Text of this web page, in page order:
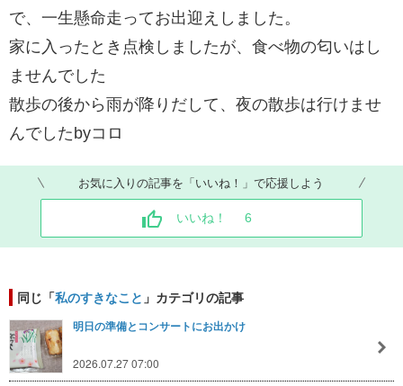
で、一生懸命走ってお出迎えしました。
家に入ったとき点検しましたが、食べ物の匂いはし
ませんでした
散歩の後から雨が降りだして、夜の散歩は行けませ
んでしたbyコロ
お気に入りの記事を「いいね！」で応援しよう
いいね！ 6
同じ「私のすきなこと 」カテゴリの記事
明日の準備とコンサートにお出かけ
2026.07.27 07:00